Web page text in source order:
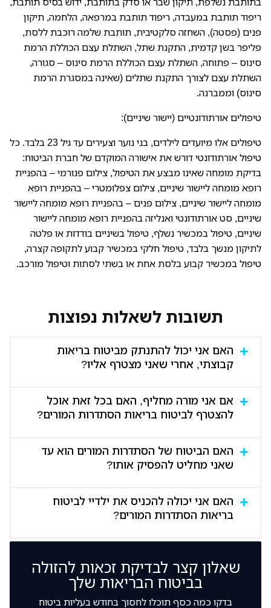
ריפוד תותבת במעבדה, ריפוד תותבת במרפאה, הלחמה, תיקון
פנים (פסטה), השחזה סלקטיבית, תותבת שלמה רוכבת ללסת,
פליפר בשן קדמית, התקנת שתל, השתלת עצם הכוללת הרמת
סינוס – פתוחה, השתלת עצם הכוללת הרמת סינוס – סגורה,
השתלת עצם לצורך התקנת שתלים (שאינה במסגרת הרמת
סינוס) וממברנה.
טיפולים אורתודונטיים (יישור שיניים):
טיפולים אלו מיועדים לילדים, בני נוער וצעירים עד גיל 23 בלבד. כל
טיפול אורתודונטי דורש את אישורה המוקדם של חברת הביטוח:
בדיקת מומחה שאינו מבצע את הטיפול, צילום פנורמי – בהפניית
רופא מומחה ליישור שיניים, צילום צפלומטרי – בהפניית רופא
מומחה ליישור שיניים, צילום פנים – בהפניית רופא מומחה ליישור
שיניים, סט אורתודונטי ואנליזה בהפניית רופא מומחה ליישור
שיניים, טיפול במכשיר נשלף, טיפול בשיניים בודדות או פלטה
לתיקון מנשך בלבד, טיפול חלקי במכשיר קבוע לתקופה קצרה,
טיפול במכשיר קבוע בלסת אחת או בשתי לסתות וטיפול מורכב.
תשובות לשאלות נפוצות
האם אני יכול להתנתק מביטוח בריאות
קבוצתי, אחרי שאני מצטרף אליו?
כל ביטוח בריאות פרטי מאפשר לכם להתנתק ממנו באופן
פשוט ומהיר, על ידי שליחת מכתב לסוכן הביטוח או לחברת
הביטוח. בקשו הסבר מפורט מסוכן הביטוחו שלכם, או כנסו
אם אני מורה מחליף, האם בכל זאת אוכל
להצטרף לביטוח בריאות הסתדרות המורים?
לכל חברת ביטוח יש חוקים משלה, ועדיף לכם לפנות
ישירות לגוף המפקח בהסתדרות המורים ולהתייעץ איתם.
לפרטים נוספים, גלשו לאתר הסתדרות המורים.
האם הביטוח של הסתדרות המורים הוא עד
שאני מחליט להפסיק אותו?
ביטוח בריאות הסתדרות המורים הוא ביטוח בריאות
קבוצתי, ולכן תוקפו לחמש שנים בלבד.
האם אני יכולה להכניס את ילדיי לביטוח
בריאות הסתדרות המורים?
כן, עובדי הוראה רשאים להכניס את ילדיהם עד גיל שלושים
שאלון קצר לבדיקת זכאות להזולה
בביטוח הבריאות שלך
בדקו כמה כסף תוכלו לחסוך בחודש בעליות ביטוח